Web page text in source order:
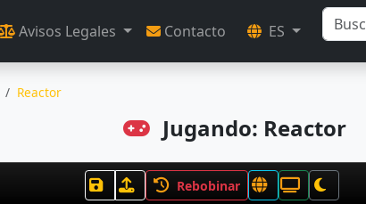
Avisos Legales Contacto ES
Reactor
Jugando: Reactor
Rebobinar